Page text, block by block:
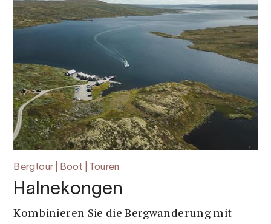
Bergtour | Boot | Touren
Halnekongen
Kombinieren Sie die Bergwanderung mit